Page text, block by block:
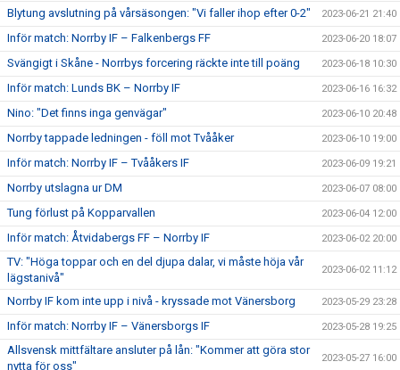
Blytung avslutning på vårsäsongen: "Vi faller ihop efter 0-2" 2023-06-21 21:40
Inför match: Norrby IF – Falkenbergs FF 2023-06-20 18:07
Svängigt i Skåne - Norrbys forcering räckte inte till poäng 2023-06-18 10:30
Inför match: Lunds BK – Norrby IF 2023-06-16 16:32
Nino: "Det finns inga genvägar" 2023-06-10 20:48
Norrby tappade ledningen - föll mot Tvååker 2023-06-10 19:00
Inför match: Norrby IF – Tvååkers IF 2023-06-09 19:21
Norrby utslagna ur DM 2023-06-07 08:00
Tung förlust på Kopparvallen 2023-06-04 12:00
Inför match: Åtvidabergs FF – Norrby IF 2023-06-02 20:00
TV: "Höga toppar och en del djupa dalar, vi måste höja vår
lägstanivå"
2023-06-02 11:12
Norrby IF kom inte upp i nivå - kryssade mot Vänersborg 2023-05-29 23:28
Inför match: Norrby IF – Vänersborgs IF 2023-05-28 19:25
Allsvensk mittfältare ansluter på lån: "Kommer att göra stor
nytta för oss"
2023-05-27 16:00